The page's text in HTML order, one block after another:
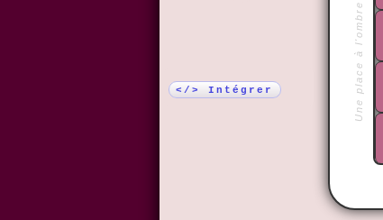
</> Intégrer Une place à l'ombre